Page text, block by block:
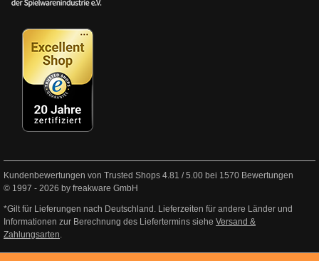
Kundenbewertungen von Trusted Shops 4.81 /5.00 bei 1570 Bewertungen
© 1997 - 2026 by freakware GmbH
*Gilt für Lieferungen nach Deutschland. Lieferzeiten für andere Länder und
Informationen zur Berechnung des Liefertermins siehe Versand &
Zahlungsarten.